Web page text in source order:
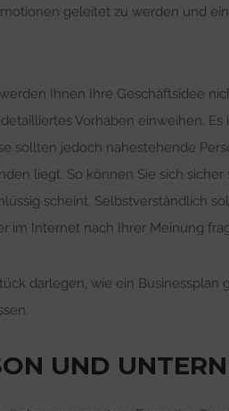
geleitet zu werden und
Ihnen Ihre Geschäftsidee
Vorhaben einweihen.
sollten jedoch nahestehende
liegt. So können Sie sich sicher
scheint. Selbstverständlich
im Internet nach Ihrer Meinung
darlegen, wie ein
UND